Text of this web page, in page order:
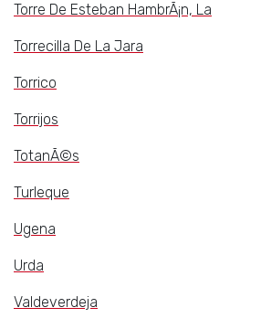
Torre De Esteban HambrÃ¡n, La
Torrecilla De La Jara
Torrico
Torrijos
TotanÃ©s
Turleque
Ugena
Urda
Valdeverdeja